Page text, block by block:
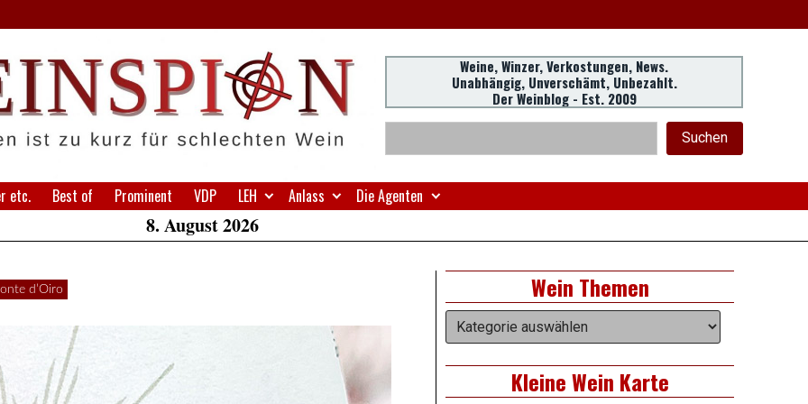
Header
Widget
Area
Weine, Winzer, Verkostungen, News.
Unabhängig, Unverschämt, Unbezahlt.
Der Weinblog - Est. 2009
Suchen
etc. Best of Prominent VDP LEH Anlass Die Agenten
8. August 2026
d’Oiro
Asides
Wein Themen
Wein
Themen
Kleine Wein Karte